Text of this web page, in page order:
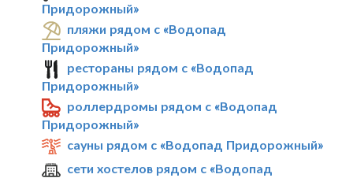
Придорожный»
пляжи рядом с «Водопад
Придорожный»
рестораны рядом с «Водопад
Придорожный»
роллердромы рядом с «Водопад
Придорожный»
сауны рядом с «Водопад Придорожный»
сети хостелов рядом с «Водопад